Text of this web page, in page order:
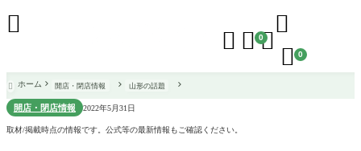
  0

 0

 ホーム 開店・閉店情報 山形の話題
開店・閉店情報 2022年5月31日
取材/掲載時点の情報です。公式等の最新情報もご確認ください。